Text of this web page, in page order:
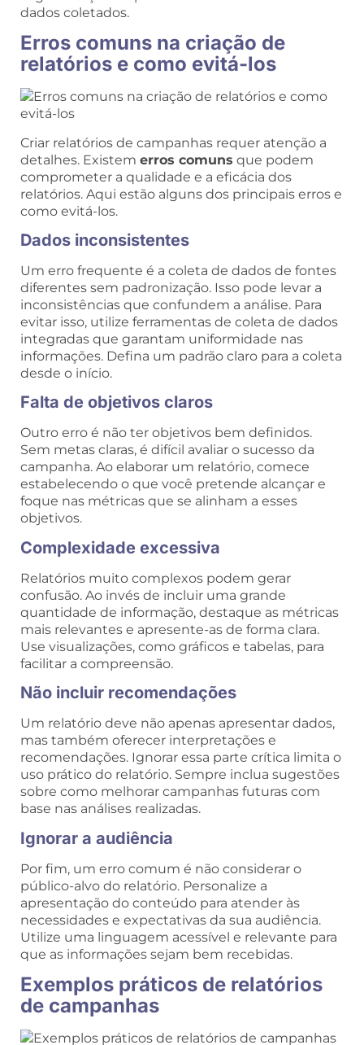
dados coletados.
Erros comuns na criação de
relatórios e como evitá-los
Criar relatórios de campanhas requer atenção a
detalhes. Existem erros comuns que podem
comprometer a qualidade e a eficácia dos
relatórios. Aqui estão alguns dos principais erros e
como evitá-los.
Dados inconsistentes
Um erro frequente é a coleta de dados de fontes
diferentes sem padronização. Isso pode levar a
inconsistências que confundem a análise. Para
evitar isso, utilize ferramentas de coleta de dados
integradas que garantam uniformidade nas
informações. Defina um padrão claro para a coleta
desde o início.
Falta de objetivos claros
Outro erro é não ter objetivos bem definidos.
Sem metas claras, é difícil avaliar o sucesso da
campanha. Ao elaborar um relatório, comece
estabelecendo o que você pretende alcançar e
foque nas métricas que se alinham a esses
objetivos.
Complexidade excessiva
Relatórios muito complexos podem gerar
confusão. Ao invés de incluir uma grande
quantidade de informação, destaque as métricas
mais relevantes e apresente-as de forma clara.
Use visualizações, como gráficos e tabelas, para
facilitar a compreensão.
Não incluir recomendações
Um relatório deve não apenas apresentar dados,
mas também oferecer interpretações e
recomendações. Ignorar essa parte crítica limita o
uso prático do relatório. Sempre inclua sugestões
sobre como melhorar campanhas futuras com
base nas análises realizadas.
Ignorar a audiência
Por fim, um erro comum é não considerar o
público-alvo do relatório. Personalize a
apresentação do conteúdo para atender às
necessidades e expectativas da sua audiência.
Utilize uma linguagem acessível e relevante para
que as informações sejam bem recebidas.
Exemplos práticos de relatórios
de campanhas